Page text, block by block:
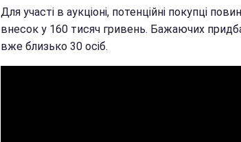
Для участі в аукціоні, потенційні покупці
внесок у 160 тисяч гривень. Бажаючих
вже близько 30 осіб.